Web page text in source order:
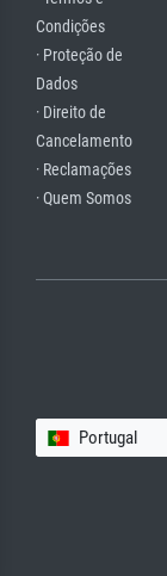
Condições
· Proteção de
Dados
· Direito de
Cancelamento
· Reclamações
· Quem Somos
Portugal